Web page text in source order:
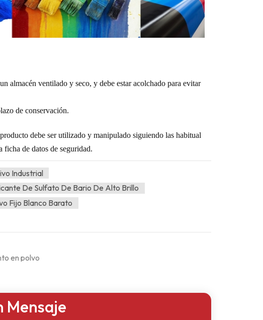
almacén ventilado y seco, y debe estar acolchado para evitar
de conservación.
debe ser utilizado y manipulado siguiendo las habitual
ficha de datos de seguridad.
Industrial
De Sulfato De Bario De Alto Brillo
Fijo Blanco Barato
en polvo
Mensaje